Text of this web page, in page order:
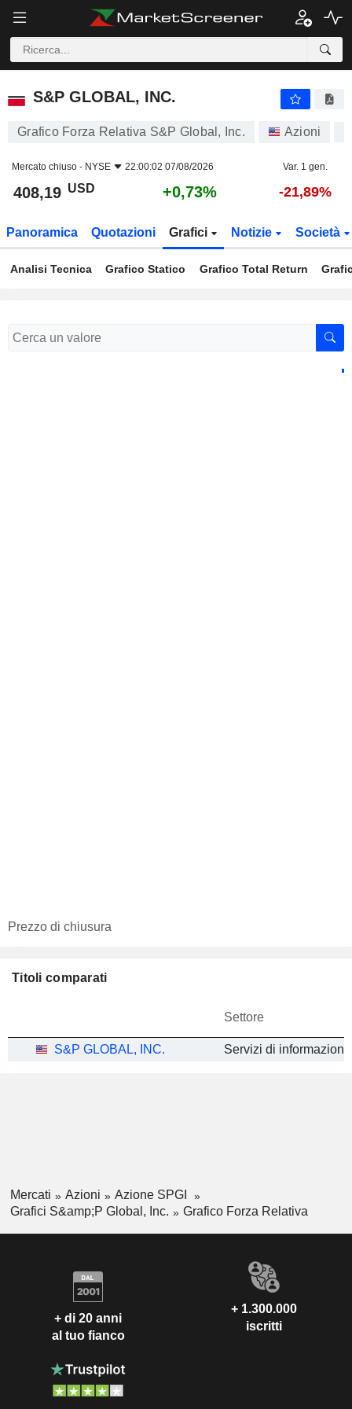
S&P GLOBAL, INC.
S&P GLOBAL, INC.
Grafico Forza Relativa S&P Global, Inc. Azioni
Mercato chiuso - NYSE 22:00:02 07/08/2026 Var. 1 gen.
408,19 USD +0,73% -21,89%
Panoramica Quotazioni Grafici Notizie Società
Analisi Tecnica Grafico Statico Grafico Total Return
Prezzo di chiusura
Titoli comparati
Settore
S&P GLOBAL, INC.
Mercati Azioni
Azione SPGI
Grafici S&amp;P Global, Inc.
Grafico Forza Relativa
+ di 20 anni
al tuo fianco
+ 1.300.000
iscritti